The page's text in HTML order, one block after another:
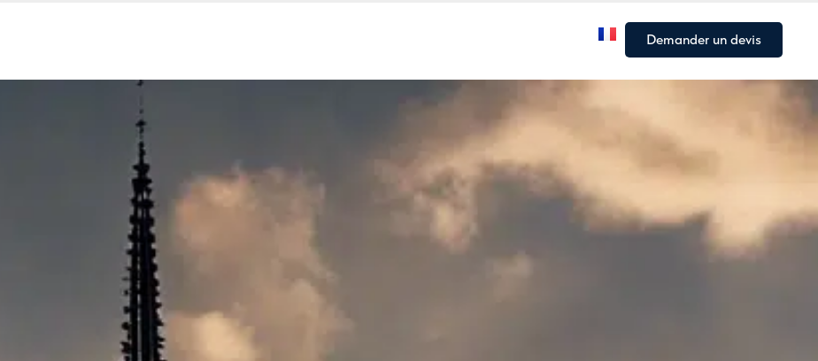
Demander un devis